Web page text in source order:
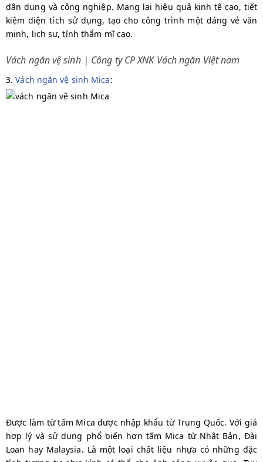
dân dụng và công nghiệp. Mang lại hiệu quả kinh tế cao, tiết
kiệm diện tích sử dụng, tạo cho công trình một dáng vẻ văn
minh, lịch sự, tính thẩm mĩ cao.
Vách ngăn vệ sinh | Công ty CP XNK Vách ngăn Việt nam
3.Vách ngăn vệ sinh Mica:
Được làm từ tấm Mica được nhập khẩu từ Trung Quốc. Với giá
hợp lý và sử dụng phổ biến hơn tấm Mica từ Nhật Bản, Đài
Loan hay Malaysia. Là một loại chất liệu nhựa có những đặc